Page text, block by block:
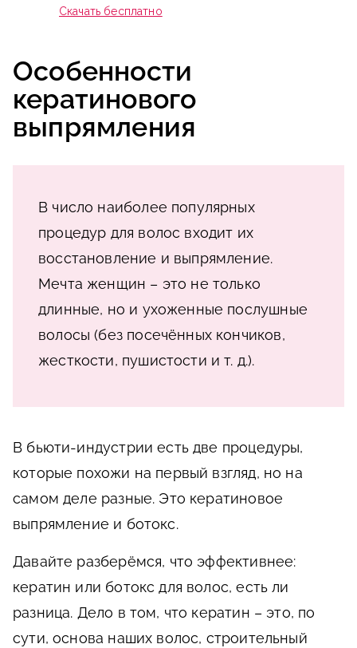
Скачать бесплатно
Особенности
кератинового
выпрямления
В число наиболее популярных
процедур для волос входит их
восстановление и выпрямление.
Мечта женщин – это не только
длинные, но и ухоженные послушные
волосы (без посечённых кончиков,
жесткости, пушистости и т. д.).
В бьюти-индустрии есть две процедуры,
которые похожи на первый взгляд, но на
самом деле разные. Это кератиновое
выпрямление и ботокс.
Давайте разберёмся, что эффективнее:
кератин или ботокс для волос, есть ли
разница. Дело в том, что кератин – это, по
сути, основа наших волос, строительный